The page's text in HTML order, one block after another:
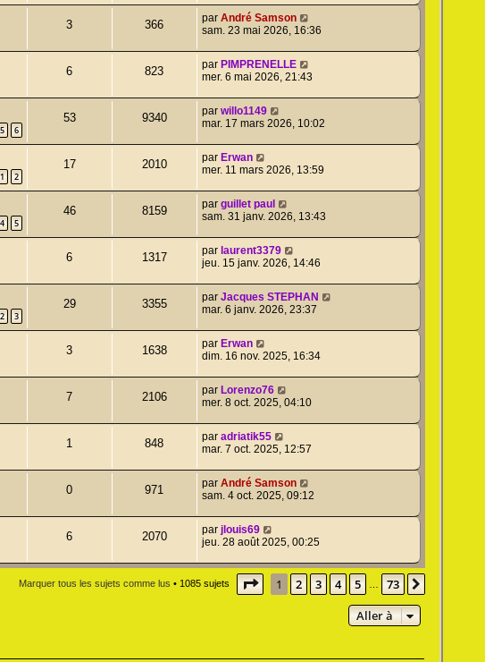
3 366 par André Samson
sam. 23 mai 2026, 16:36
6 823 par PIMPRENELLE
mer. 6 mai 2026, 21:43
5 6
53 9340 par willo1149
mar. 17 mars 2026, 10:02
1 2
17 2010 par Erwan
mer. 11 mars 2026, 13:59
4 5
46 8159 par guillet paul
sam. 31 janv. 2026, 13:43
6 1317 par laurent3379
jeu. 15 janv. 2026, 14:46
2 3
29 3355 par Jacques STEPHAN
mar. 6 janv. 2026, 23:37
3 1638 par Erwan
dim. 16 nov. 2025, 16:34
7 2106 par Lorenzo76
mer. 8 oct. 2025, 04:10
1 848 par adriatik55
mar. 7 oct. 2025, 12:57
0 971 par André Samson
sam. 4 oct. 2025, 09:12
6 2070 par jlouis69
jeu. 28 août 2025, 00:25
Marquer tous les sujets comme lus • 1085 sujets Page 1sur73
1 2 3 4 5 73
Aller à